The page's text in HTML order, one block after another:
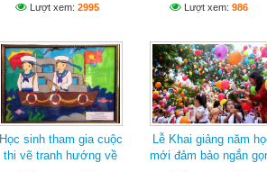
Lượt xem: 2995 Lượt xem: 986
Học sinh tham gia cuộc
thi vẽ tranh hướng về
Lễ Khai giảng năm
mới đảm bảo ngắn